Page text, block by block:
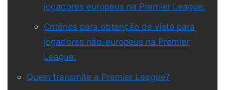
jogadores europeus na Premier League:
Critérios para obtenção de visto para
jogadores não-europeus na Premier
League:
Quem transmite a Premier League?